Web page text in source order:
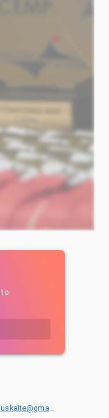
to
jurgita.januskaite@gmail.com